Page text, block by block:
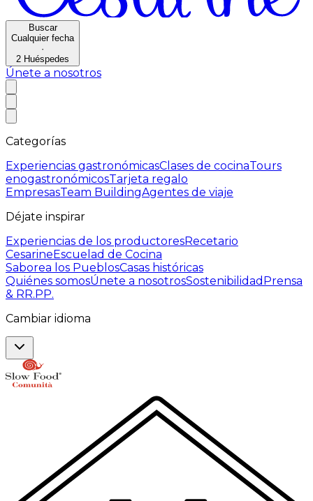
Buscar
Cualquier fecha
·
2 Huéspedes
Únete a nosotros
Categorías
Experiencias gastronómicasClases de cocinaTours
enogastronómicosTarjeta regalo
EmpresasTeam BuildingAgentes de viaje
Déjate inspirar
Experiencias de los productoresRecetario
CesarineEscuelad de Cocina
Saborea los PueblosCasas históricas
Quiénes somosÚnete a nosotrosSostenibilidad Prensa
& RR.PP.
Cambiar idioma